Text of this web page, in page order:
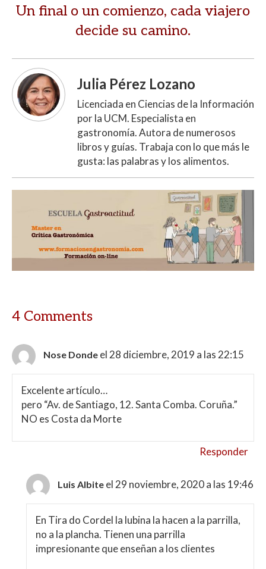
Un final o un comienzo, cada viajero
decide su camino.
Julia Pérez Lozano
Licenciada en Ciencias de la Información
por la UCM. Especialista en
gastronomía. Autora de numerosos
libros y guías. Trabaja con lo que más le
gusta: las palabras y los alimentos.
4 Comments
Nose Donde el 28 diciembre, 2019 a las 22:15
Excelente artículo…
pero “Av. de Santiago, 12. Santa Comba. Coruña.”
NO es Costa da Morte
Responder
Luis Albite el 29 noviembre, 2020 a las 19:46
En Tira do Cordel la lubina la hacen a la parrilla,
no a la plancha. Tienen una parrilla
impresionante que enseñan a los clientes